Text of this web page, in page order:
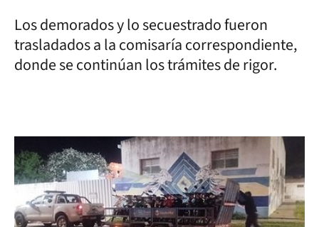
Los demorados y lo secuestrado fueron
trasladados a la comisaría correspondiente,
donde se continúan los trámites de rigor.